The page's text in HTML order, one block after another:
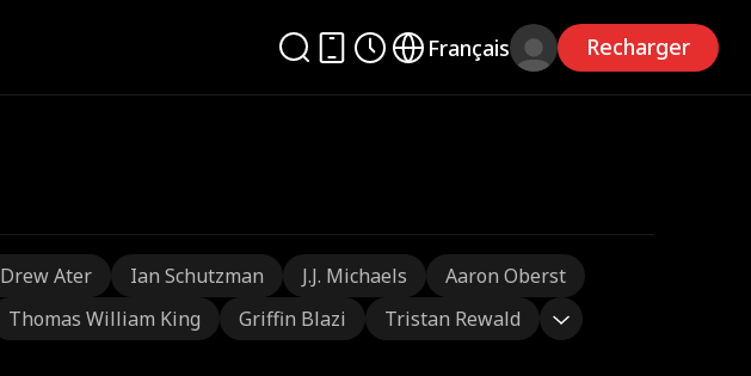
Français Recharger
Drew Ater Ian Schutzman J.J. Michaels
Aaron Oberst
Thomas William King Griffin Blazi Tristan Rewald